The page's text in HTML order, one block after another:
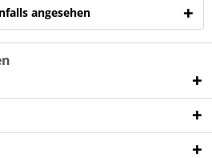
angesehen